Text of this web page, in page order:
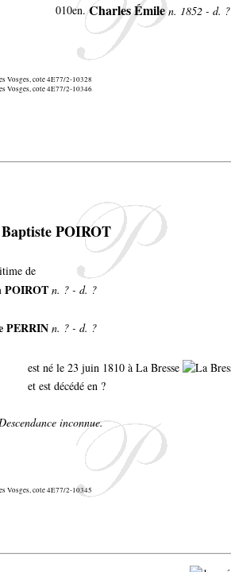
010en. Charles Émilen. 1852 - d. ?
Vosges, cote 4E77/2-10328
Vosges, cote 4E77/2-10346
POIROT
de
POIROT n. ? - d. ?
PERRIN n. ? - d. ?
est né le 23 juin 1810 à La Bresse
et est décédé en ?
inconnue.
Vosges, cote 4E77/2-10345